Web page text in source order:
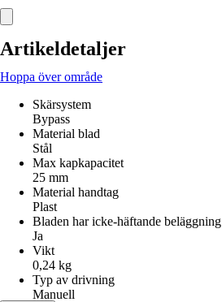
Artikeldetaljer
Hoppa över område
Skärsystem
Bypass
Material blad
Stål
Max kapkapacitet
25 mm
Material handtag
Plast
Bladen har icke-häftande beläggning
Ja
Vikt
0,24 kg
Typ av drivning
Manuell